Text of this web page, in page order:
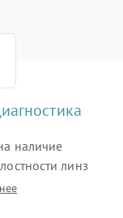
наличие
линз
работы